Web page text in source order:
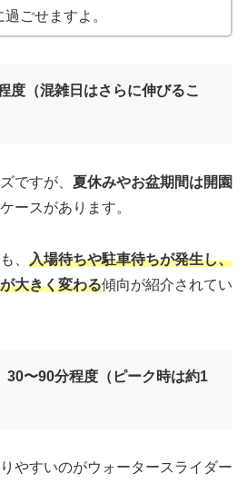
ごせますよ。
度（混雑日はさらに伸びるこ
ですが、 夏休みやお盆期間は開園
ケースがあります。
、 入場待ちや駐車待ちが発生し、
大きく変わる傾向が紹介されてい
30〜90分程度（ピーク時は約1
やすいのがウォータースライダー